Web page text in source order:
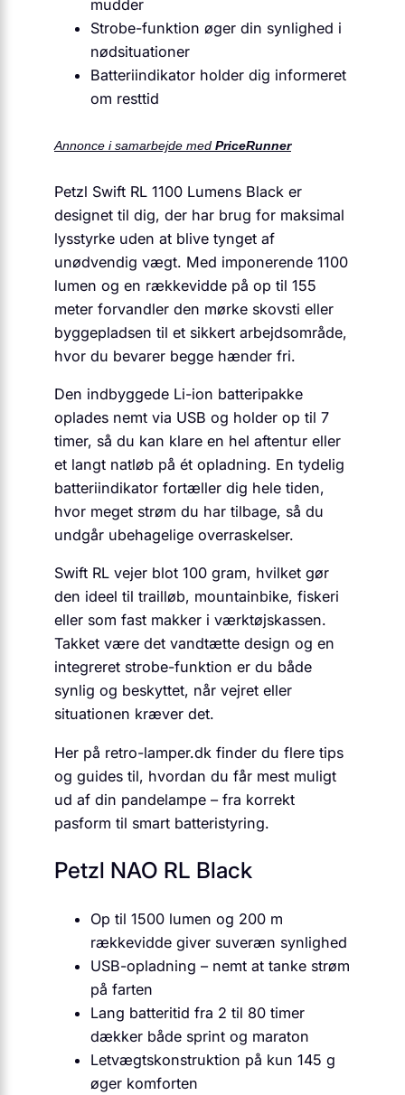
mudder
Strobe-funktion øger din synlighed i
nødsituationer
Batteriindikator holder dig informeret
om resttid
Annonce i samarbejde med PriceRunner
Petzl Swift RL 1100 Lumens Black er
designet til dig, der har brug for maksimal
lysstyrke uden at blive tynget af
unødvendig vægt. Med imponerende 1100
lumen og en rækkevidde på op til 155
meter forvandler den mørke skovsti eller
byggepladsen til et sikkert arbejdsområde,
hvor du bevarer begge hænder fri.
Den indbyggede Li-ion batteripakke
oplades nemt via USB og holder op til 7
timer, så du kan klare en hel aftentur eller
et langt natløb på ét opladning. En tydelig
batteriindikator fortæller dig hele tiden,
hvor meget strøm du har tilbage, så du
undgår ubehagelige overraskelser.
Swift RL vejer blot 100 gram, hvilket gør
den ideel til trailløb, mountainbike, fiskeri
eller som fast makker i værktøjskassen.
Takket være det vandtætte design og en
integreret strobe-funktion er du både
synlig og beskyttet, når vejret eller
situationen kræver det.
Her på retro-lamper.dk finder du flere tips
og guides til, hvordan du får mest muligt
ud af din pandelampe – fra korrekt
pasform til smart batteristyring.
Petzl NAO RL Black
Op til 1500 lumen og 200 m
rækkevidde giver suveræn synlighed
USB-opladning – nemt at tanke strøm
på farten
Lang batteritid fra 2 til 80 timer
dækker både sprint og maraton
Letvægtskonstruktion på kun 145 g
øger komforten